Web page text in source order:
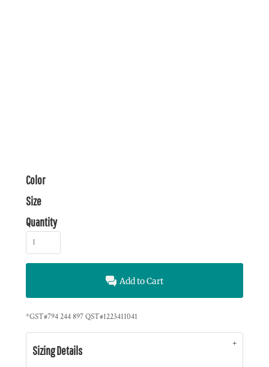
Color
Size
Quantity
Add to Cart
*GST#794 244 897 QST#1223411041
Sizing Details